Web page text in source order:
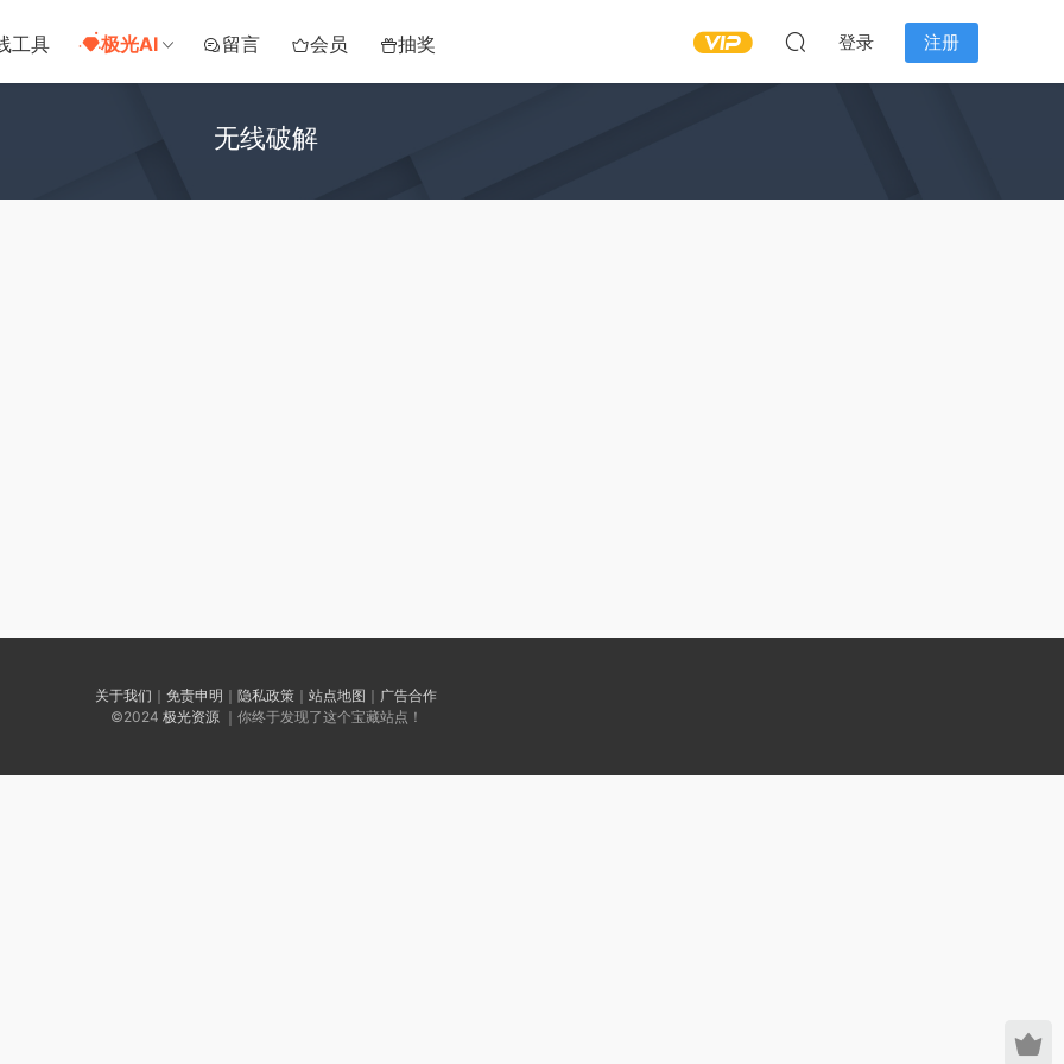
工具 极光AI 留言 会员 抽奖 登录 注册
无线破解
关于我们 ｜ 免责申明 ｜ 隐私政策 ｜ 站点地图 ｜ 广告合作
©2024 极光资源｜你终于发现了这个宝藏站点！